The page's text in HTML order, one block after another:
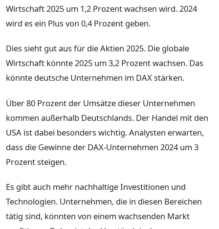
Wirtschaft 2025 um 1,2 Prozent wachsen wird. 2024
wird es ein Plus von 0,4 Prozent geben.
Dies sieht gut aus für die Aktien 2025. Die globale
Wirtschaft könnte 2025 um 3,2 Prozent wachsen. Das
könnte deutsche Unternehmen im DAX stärken.
Über 80 Prozent der Umsätze dieser Unternehmen
kommen außerhalb Deutschlands. Der Handel mit den
USA ist dabei besonders wichtig. Analysten erwarten,
dass die Gewinne der DAX-Unternehmen 2024 um 3
Prozent steigen.
Es gibt auch mehr nachhaltige Investitionen und
Technologien. Unternehmen, die in diesen Bereichen
tätig sind, könnten von einem wachsenden Markt